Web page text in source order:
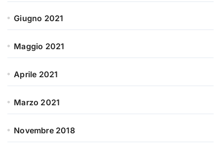
Giugno 2021
Maggio 2021
Aprile 2021
Marzo 2021
Novembre 2018